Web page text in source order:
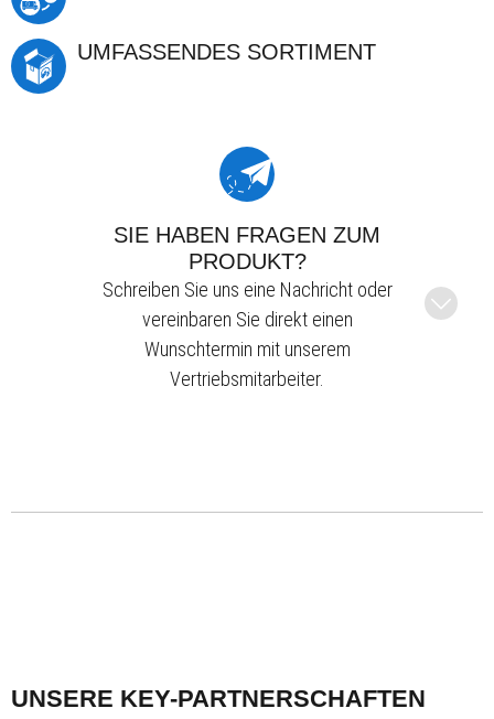
UMFASSENDES SORTIMENT
SIE HABEN FRAGEN ZUM
PRODUKT?
Schreiben Sie uns eine Nachricht oder
vereinbaren Sie direkt einen
Wunschtermin mit unserem
Vertriebsmitarbeiter.
UNSERE KEY-PARTNERSCHAFTEN